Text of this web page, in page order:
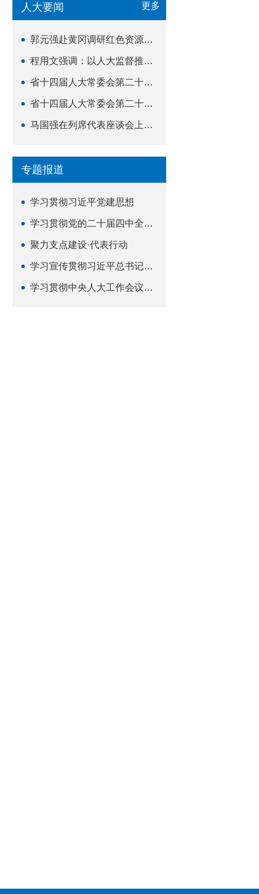
人大要闻 更多
郭元强赴黄冈调研红色资源保护传承立法等工作
程用文强调：以人大监督推动科技金融高质量发展
省十四届人大常委会第二十五次会议闭幕
省十四届人大常委会第二十五次会议举行
马国强在列席代表座谈会上强调 以精准履职筑牢荆楚...
专题报道
学习贯彻习近平党建思想
学习贯彻党的二十届四中全会精神
聚力支点建设·代表行动
学习宣传贯彻习近平总书记关于坚持
学习贯彻中央人大工作会议精神